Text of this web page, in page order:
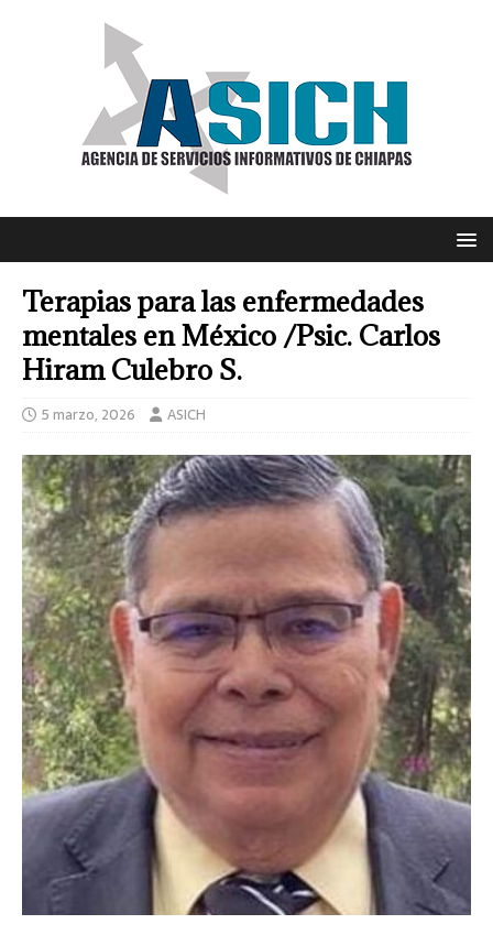
Terapias para las enfermedades
mentales en México /Psic. Carlos
Hiram Culebro S.
5 marzo, 2026 ASICH